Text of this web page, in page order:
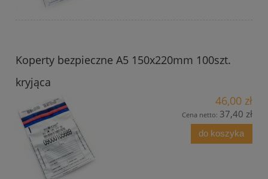
Koperty bezpieczne A5 150x220mm 100szt.
kryjąca
46,00 zł
Cena netto: 37,40 zł
do koszyka